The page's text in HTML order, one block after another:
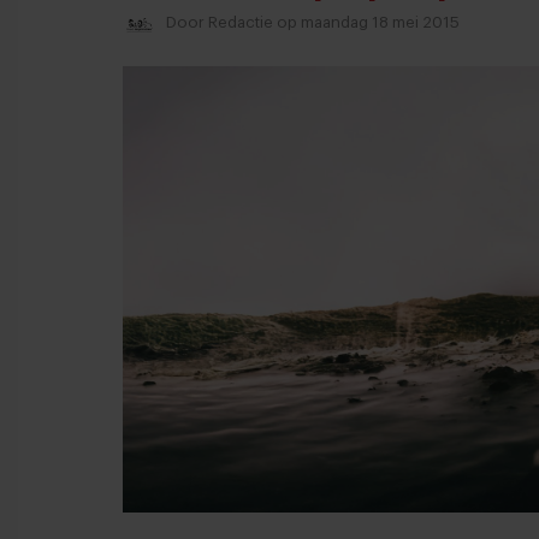
Door Redactie op maandag 18 mei 2015